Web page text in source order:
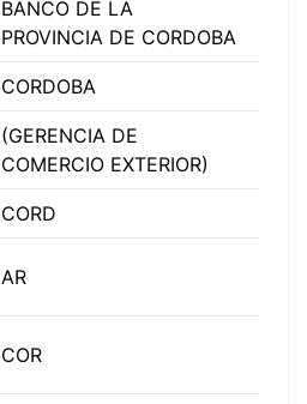
BANCO DE LA
PROVINCIA DE CORDOBA
CORDOBA
(GERENCIA DE
COMERCIO EXTERIOR)
CORD
AR
COR